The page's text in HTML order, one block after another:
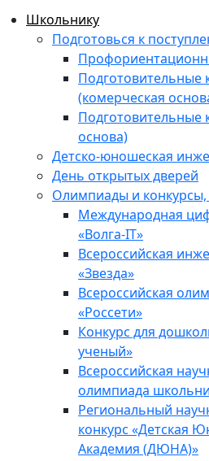
Школьнику
Подготовься к
Подготовительные
(комерческая
Подготовительные
основа)
Детско-юношеская
День открытых дверей
Олимпиады и
Международная
«Волга-IT»
Всероссийская
«Звезда»
Всероссийская
«Россети»
Конкурс для
ученый»
Всероссийская
олимпиада
Региональный
конкурс «Детская
Академия (ДЮНА)»